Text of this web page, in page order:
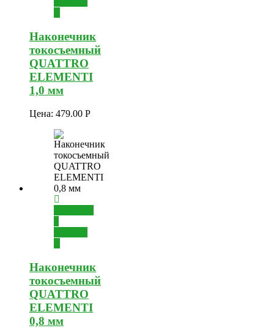
Наконечник
токосъемный
QUATTRO
ELEMENTI
1,0 мм
Цена: 479.00 Р
Наконечник
токосъемный
QUATTRO
ELEMENTI
0,8 мм